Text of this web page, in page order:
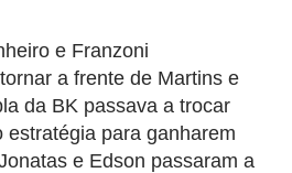
e Franzoni
a frente de Martins e
da BK passava a trocar
estratégia para ganharem
e Edson passaram a